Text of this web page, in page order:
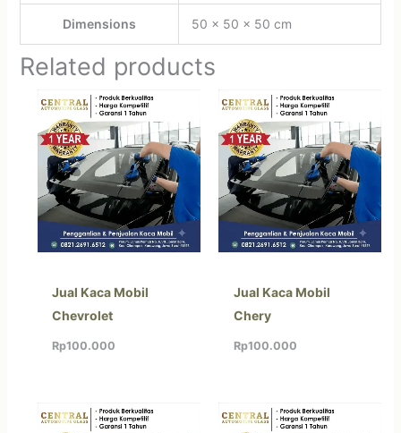
Dimensions 50 × 50 × 50 cm
Related products
Jual Kaca Mobil
Chevrolet
Rp100.000
Jual Kaca Mobil
Chery
Rp100.000